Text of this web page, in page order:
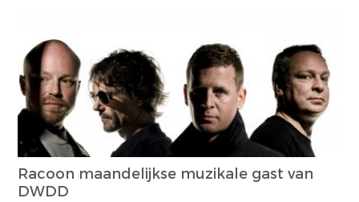
Racoon maandelijkse muzikale gast van
DWDD